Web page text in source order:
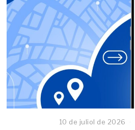
10 de juliol de 2026